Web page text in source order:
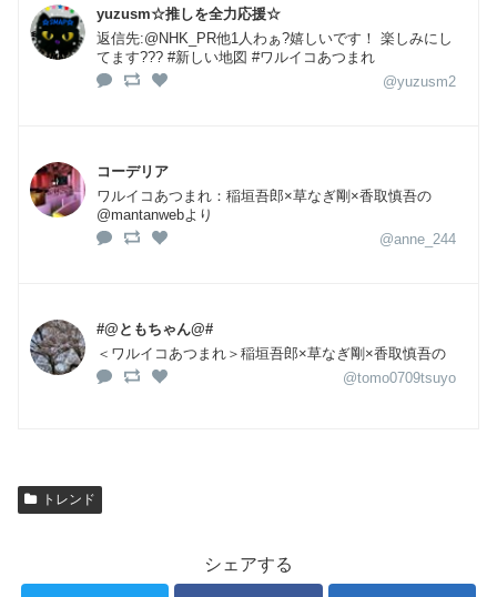
yuzusm☆推しを全力応援☆
返信先:@NHK_PR他1人わぁ?嬉しいです！ 楽しみにし
てます??? #新しい地図 #ワルイコあつまれ
@yuzusm2
コーデリア
ワルイコあつまれ：稲垣吾郎×草なぎ剛×香取慎吾の
@mantanwebより
@anne_244
#@ともちゃん@#
＜ワルイコあつまれ＞稲垣吾郎×草なぎ剛×香取慎吾の
@tomo0709tsuyo
トレンド
シェアする